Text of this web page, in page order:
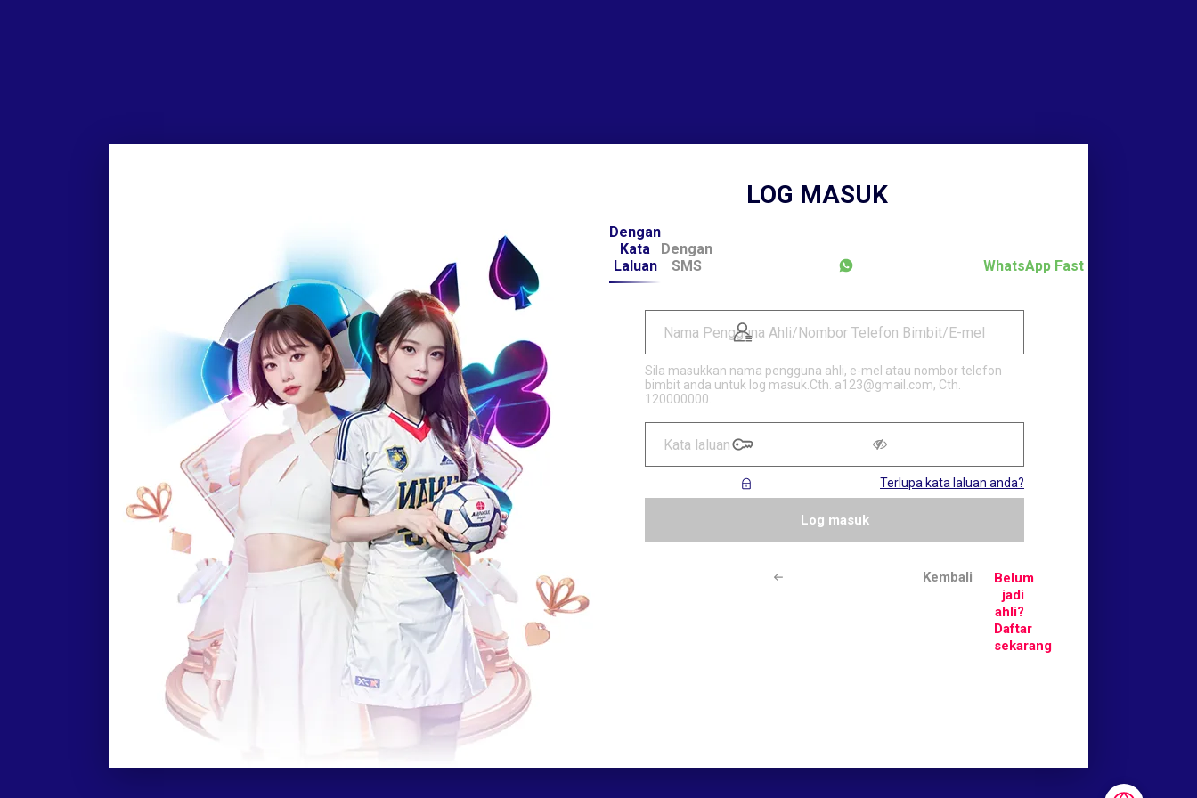
LOG MASUK
Dengan
Kata
Laluan
Dengan
SMS
WhatsApp Fast
Nama Pengguna Ahli/Nombor Telefon Bimbit/E-mel
Sila masukkan nama pengguna ahli, e-mel atau nombor telefon
bimbit anda untuk log masuk.Cth. a123@gmail.com, Cth.
120000000.
Kata laluan
Terlupa kata laluan anda?
Log masuk
Kembali
Belum
jadi
ahli?
Daftar
sekarang